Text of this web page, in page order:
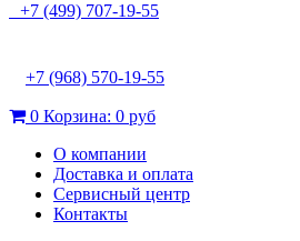
+7 (499) 707-19-55
+7 (968) 570-19-55
0 Корзина: 0 руб
О компании
Доставка и оплата
Сервисный центр
Контакты